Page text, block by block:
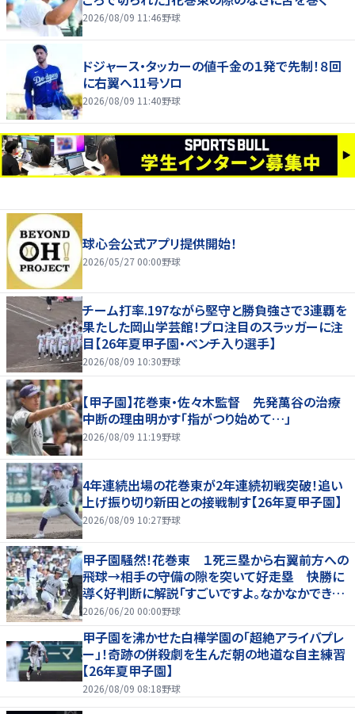
2026/08/09 11:46野球
ドジャース・タッカーの値千金の１発で先制！８回
に右翼へ11号ソロ
2026/08/09 11:40野球
球心会公式アプリ提供開始！
2026/05/27 00:00野球
チーム打率.197ながら堅守と勝負強さで3連覇を
果たした岡山学芸館！プロ注目のスラッガーに注
目【26年夏甲子園・ベンチ入り選手】
2026/08/09 10:30野球
【甲子園】花巻東・佐々木監督 先発萬谷の治療
中断の理由明かす「指がつり始めて…」
2026/08/09 11:19野球
4年連続出場の花巻東が2年連続初戦突破！追い
上げ振り切り新田との接戦制す【26年夏甲子園】
2026/08/09 10:27野球
甲子園騒然！花巻東 １死三塁から右翼前方への
飛球→相手の守備の隙を突いて好走塁 快勝に
導く好判断に解説「すごいですよ。なかなかできな
いプレー」
2026/06/20 00:00野球
甲子園を沸かせた白樺学園の「超絶アライバプレ
ー」！奇跡の併殺劇を生んだ朝の地道な自主練習
【26年夏甲子園】
2026/08/09 08:18野球